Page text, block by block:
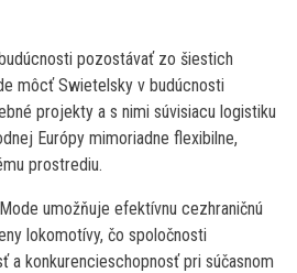
pozostávať zo šiestich
môcť Swietelsky v budúcnosti
projekty a s nimi súvisiacu logistiku
Európy mimoriadne flexibilne,
prostrediu.
umožňuje efektívnu cezhraničnú
lokomotívy, čo spoločnosti
a konkurencieschopnosť pri súčasnom